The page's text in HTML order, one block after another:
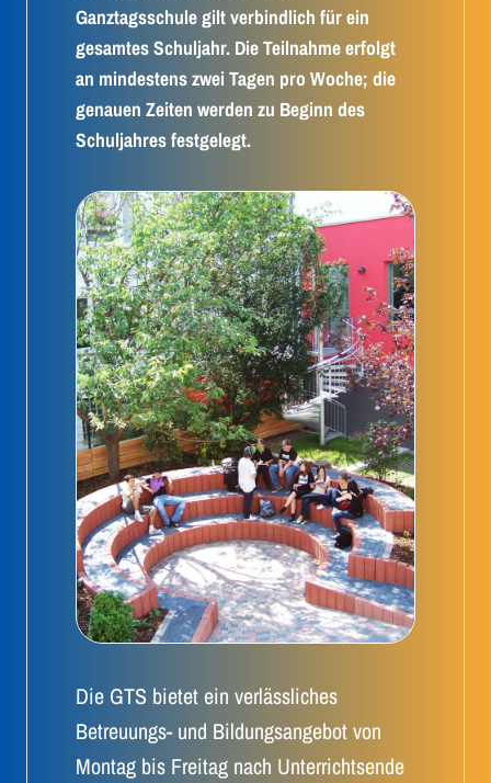
Ganztagsschule gilt verbindlich für ein
gesamtes Schuljahr. Die Teilnahme erfolgt
an mindestens zwei Tagen pro Woche; die
genauen Zeiten werden zu Beginn des
Schuljahres festgelegt.
Die GTS bietet ein verlässliches
Betreuungs- und Bildungsangebot von
Montag bis Freitag nach Unterrichtsende